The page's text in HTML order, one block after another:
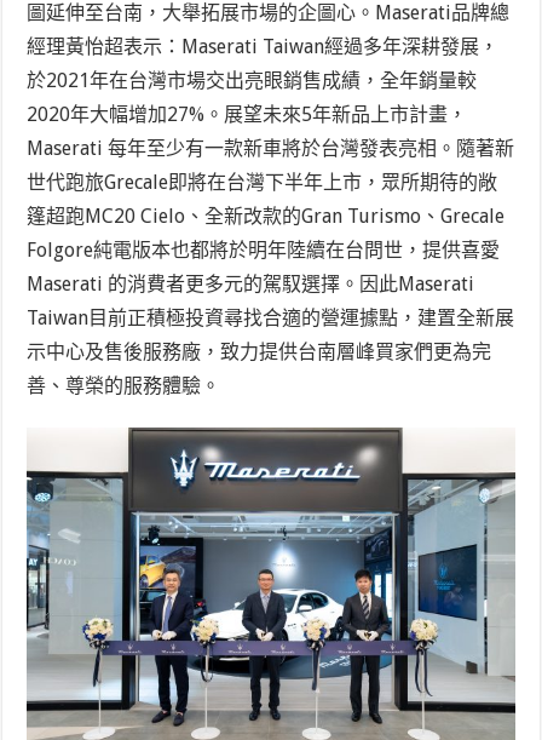
圖延伸至台南，大舉拓展市場的企圖心。Maserati品牌總
經理黃怡超表示：Maserati Taiwan經過多年深耕發展，
於2021年在台灣市場交出亮眼銷售成績，全年銷量較
2020年大幅增加27%。展望未來5年新品上市計畫，
Maserati 每年至少有一款新車將於台灣發表亮相。隨著新
世代跑旅Grecale即將在台灣下半年上市，眾所期待的敞
篷超跑MC20 Cielo、全新改款的Gran Turismo、Grecale
Folgore純電版本也都將於明年陸續在台問世，提供喜愛
Maserati 的消費者更多元的駕馭選擇。因此Maserati
Taiwan目前正積極投資尋找合適的營運據點，建置全新展
示中心及售後服務廠，致力提供台南層峰買家們更為完
善、尊榮的服務體驗。